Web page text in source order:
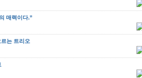
매력이다.”
는 트리오